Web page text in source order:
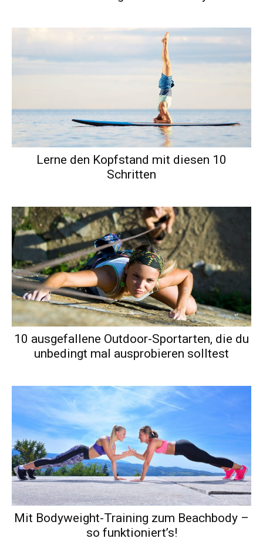
Lerne den Kopfstand mit diesen 10
Schritten
10 ausgefallene Outdoor-Sportarten, die du
unbedingt mal ausprobieren solltest
Mit Bodyweight-Training zum Beachbody –
so funktioniert’s!